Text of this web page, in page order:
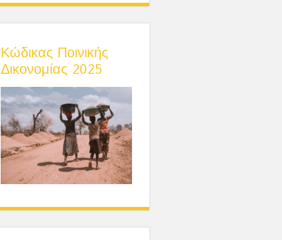
Κώδικας Ποινικής
Δικονομίας 2025